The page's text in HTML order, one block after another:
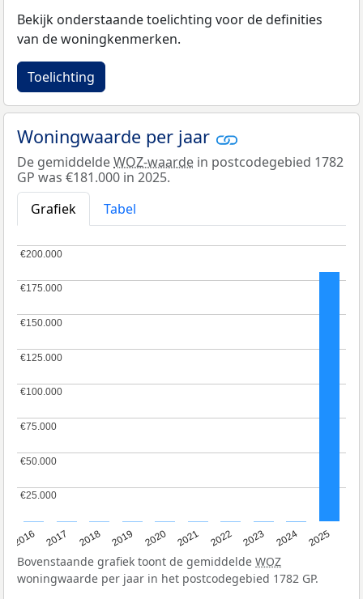
Bekijk onderstaande toelichting voor de definities
van de woningkenmerken.
Toelichting
Woningwaarde per jaar
De gemiddeldeWOZ-waarde in postcodegebied 1782
GP was €181.000 in 2025.
Grafiek
Tabel
2016 2017 2018 2019 2020 2021 2022 2023 2024 2025
€25.000
€25.000
€50.000
€50.000
€75.000
€75.000
€100.000
€100.000
€125.000
€125.000
€150.000
€150.000
€175.000
€175.000
€200.000
€200.000
Bovenstaande grafiek toont de gemiddelde WOZ
woningwaarde per jaar in het postcodegebied 1782 GP.